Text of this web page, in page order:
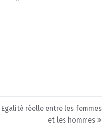
Egalité réelle entre les femmes
et les hommes